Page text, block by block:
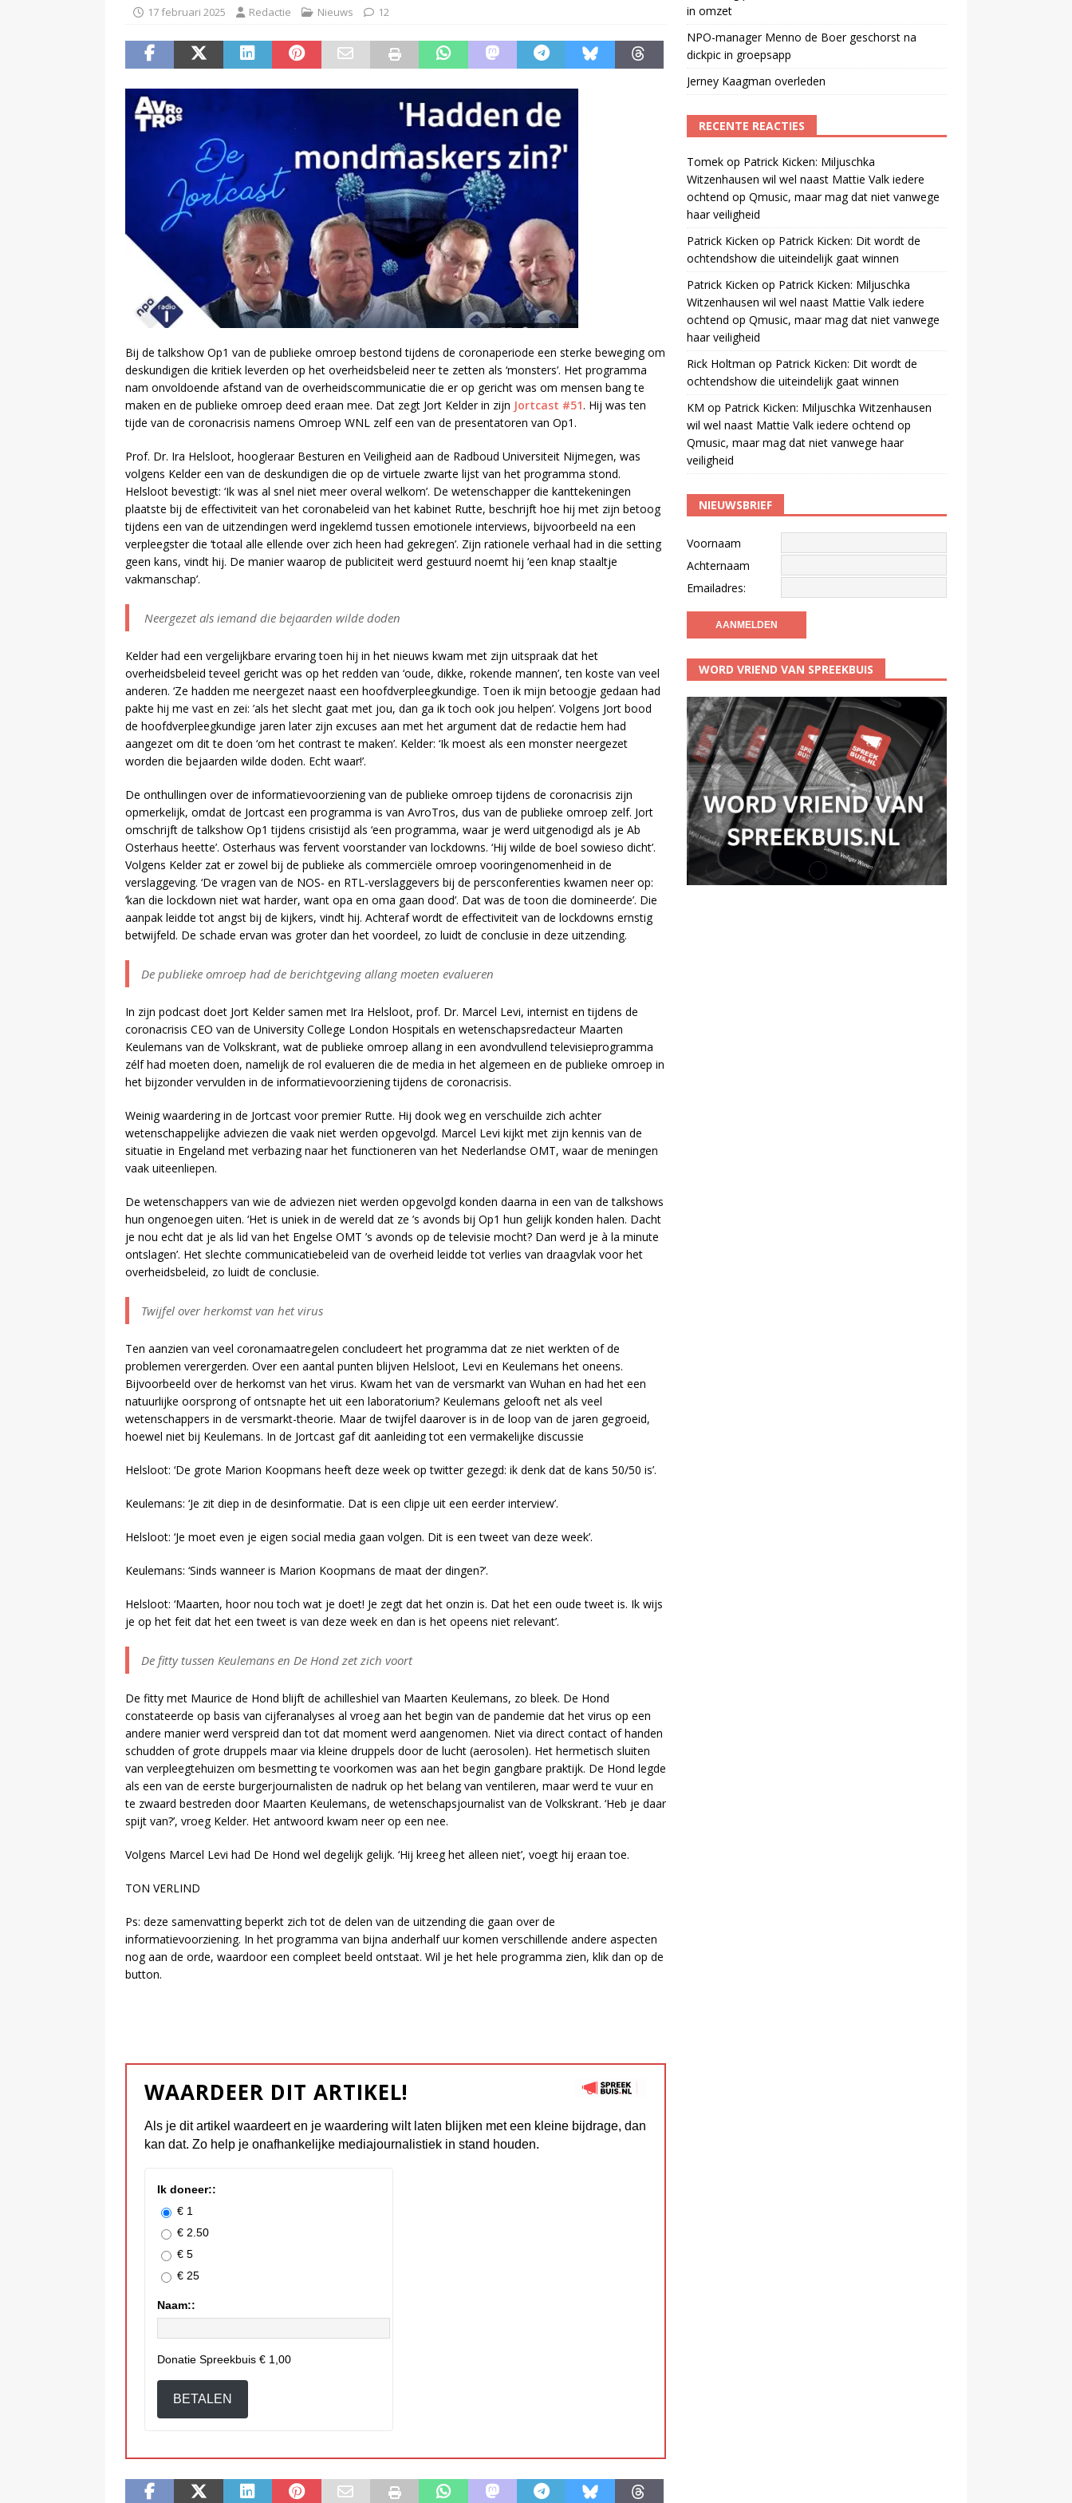
17 februari 2025 Redactie Nieuws 12
Bij de talkshow Op1 van de publieke omroep bestond tijdens de coronaperiode een sterke beweging om
deskundigen die kritiek leverden op het overheidsbeleid neer te zetten als ‘monsters’. Het programma
nam onvoldoende afstand van de overheidscommunicatie die er op gericht was om mensen bang te
maken en de publieke omroep deed eraan mee. Dat zegt Jort Kelder in zijn Jortcast #51. Hij was ten
tijde van de coronacrisis namens Omroep WNL zelf een van de presentatoren van Op1.
Prof. Dr. Ira Helsloot, hoogleraar Besturen en Veiligheid aan de Radboud Universiteit Nijmegen, was
volgens Kelder een van de deskundigen die op de virtuele zwarte lijst van het programma stond.
Helsloot bevestigt: ‘Ik was al snel niet meer overal welkom’. De wetenschapper die kanttekeningen
plaatste bij de effectiviteit van het coronabeleid van het kabinet Rutte, beschrijft hoe hij met zijn betoog
tijdens een van de uitzendingen werd ingeklemd tussen emotionele interviews, bijvoorbeeld na een
verpleegster die ‘totaal alle ellende over zich heen had gekregen’. Zijn rationele verhaal had in die setting
geen kans, vindt hij. De manier waarop de publiciteit werd gestuurd noemt hij ‘een knap staaltje
vakmanschap’.
Neergezet als iemand die bejaarden wilde doden
Kelder had een vergelijkbare ervaring toen hij in het nieuws kwam met zijn uitspraak dat het
overheidsbeleid teveel gericht was op het redden van ‘oude, dikke, rokende mannen’, ten koste van veel
anderen. ‘Ze hadden me neergezet naast een hoofdverpleegkundige. Toen ik mijn betoogje gedaan had
pakte hij me vast en zei: ’als het slecht gaat met jou, dan ga ik toch ook jou helpen’. Volgens Jort bood
de hoofdverpleegkundige jaren later zijn excuses aan met het argument dat de redactie hem had
aangezet om dit te doen ‘om het contrast te maken’. Kelder: ‘Ik moest als een monster neergezet
worden die bejaarden wilde doden. Echt waar!’.
De onthullingen over de informatievoorziening van de publieke omroep tijdens de coronacrisis zijn
opmerkelijk, omdat de Jortcast een programma is van AvroTros, dus van de publieke omroep zelf. Jort
omschrijft de talkshow Op1 tijdens crisistijd als ‘een programma, waar je werd uitgenodigd als je Ab
Osterhaus heette’. Osterhaus was fervent voorstander van lockdowns. ‘Hij wilde de boel sowieso dicht’.
Volgens Kelder zat er zowel bij de publieke als commerciële omroep vooringenomenheid in de
verslaggeving. ‘De vragen van de NOS- en RTL-verslaggevers bij de persconferenties kwamen neer op:
‘kan die lockdown niet wat harder, want opa en oma gaan dood’. Dat was de toon die domineerde’. Die
aanpak leidde tot angst bij de kijkers, vindt hij. Achteraf wordt de effectiviteit van de lockdowns ernstig
betwijfeld. De schade ervan was groter dan het voordeel, zo luidt de conclusie in deze uitzending.
De publieke omroep had de berichtgeving allang moeten evalueren
In zijn podcast doet Jort Kelder samen met Ira Helsloot, prof. Dr. Marcel Levi, internist en tijdens de
coronacrisis CEO van de University College London Hospitals en wetenschapsredacteur Maarten
Keulemans van de Volkskrant, wat de publieke omroep allang in een avondvullend televisieprogramma
zélf had moeten doen, namelijk de rol evalueren die de media in het algemeen en de publieke omroep in
het bijzonder vervulden in de informatievoorziening tijdens de coronacrisis.
Weinig waardering in de Jortcast voor premier Rutte. Hij dook weg en verschuilde zich achter
wetenschappelijke adviezen die vaak niet werden opgevolgd. Marcel Levi kijkt met zijn kennis van de
situatie in Engeland met verbazing naar het functioneren van het Nederlandse OMT, waar de meningen
vaak uiteenliepen.
De wetenschappers van wie de adviezen niet werden opgevolgd konden daarna in een van de talkshows
hun ongenoegen uiten. ‘Het is uniek in de wereld dat ze ’s avonds bij Op1 hun gelijk konden halen. Dacht
je nou echt dat je als lid van het Engelse OMT ’s avonds op de televisie mocht? Dan werd je à la minute
ontslagen’. Het slechte communicatiebeleid van de overheid leidde tot verlies van draagvlak voor het
overheidsbeleid, zo luidt de conclusie.
Twijfel over herkomst van het virus
Ten aanzien van veel coronamaatregelen concludeert het programma dat ze niet werkten of de
problemen verergerden. Over een aantal punten blijven Helsloot, Levi en Keulemans het oneens.
Bijvoorbeeld over de herkomst van het virus. Kwam het van de versmarkt van Wuhan en had het een
natuurlijke oorsprong of ontsnapte het uit een laboratorium? Keulemans gelooft net als veel
wetenschappers in de versmarkt-theorie. Maar de twijfel daarover is in de loop van de jaren gegroeid,
hoewel niet bij Keulemans. In de Jortcast gaf dit aanleiding tot een vermakelijke discussie
Helsloot: ‘De grote Marion Koopmans heeft deze week op twitter gezegd: ik denk dat de kans 50/50 is’.
Keulemans: ‘Je zit diep in de desinformatie. Dat is een clipje uit een eerder interview’.
Helsloot: ‘Je moet even je eigen social media gaan volgen. Dit is een tweet van deze week’.
Keulemans: ‘Sinds wanneer is Marion Koopmans de maat der dingen?’.
Helsloot: ‘Maarten, hoor nou toch wat je doet! Je zegt dat het onzin is. Dat het een oude tweet is. Ik wijs
je op het feit dat het een tweet is van deze week en dan is het opeens niet relevant’.
De fitty tussen Keulemans en De Hond zet zich voort
De fitty met Maurice de Hond blijft de achilleshiel van Maarten Keulemans, zo bleek. De Hond
constateerde op basis van cijferanalyses al vroeg aan het begin van de pandemie dat het virus op een
andere manier werd verspreid dan tot dat moment werd aangenomen. Niet via direct contact of handen
schudden of grote druppels maar via kleine druppels door de lucht (aerosolen). Het hermetisch sluiten
van verpleegtehuizen om besmetting te voorkomen was aan het begin gangbare praktijk. De Hond legde
als een van de eerste burgerjournalisten de nadruk op het belang van ventileren, maar werd te vuur en
te zwaard bestreden door Maarten Keulemans, de wetenschapsjournalist van de Volkskrant. ‘Heb je daar
spijt van?’, vroeg Kelder. Het antwoord kwam neer op een nee.
Volgens Marcel Levi had De Hond wel degelijk gelijk. ‘Hij kreeg het alleen niet’, voegt hij eraan toe.
TON VERLIND
Ps: deze samenvatting beperkt zich tot de delen van de uitzending die gaan over de
informatievoorziening. In het programma van bijna anderhalf uur komen verschillende andere aspecten
nog aan de orde, waardoor een compleet beeld ontstaat. Wil je het hele programma zien, klik dan op de
button.
WAARDEER DIT ARTIKEL!
Als je dit artikel waardeert en je waardering wilt laten blijken met een kleine bijdrage, dan
kan dat. Zo help je onafhankelijke mediajournalistiek in stand houden.
Ik doneer::
€ 1
€ 2.50
€ 5
€ 25
Naam::
Donatie Spreekbuis € 1,00
BETALEN
in omzet
NPO-manager Menno de Boer geschorst na
dickpic in groepsapp
Jerney Kaagman overleden
RECENTE REACTIES
Tomekop Patrick Kicken: Miljuschka
Witzenhausen wil wel naast Mattie Valk iedere
ochtend op Qmusic, maar mag dat niet vanwege
haar veiligheid
Patrick Kicken op Patrick Kicken: Dit wordt de
ochtendshow die uiteindelijk gaat winnen
Patrick Kicken op Patrick Kicken: Miljuschka
Witzenhausen wil wel naast Mattie Valk iedere
ochtend op Qmusic, maar mag dat niet vanwege
haar veiligheid
Rick Holtman op Patrick Kicken: Dit wordt de
ochtendshow die uiteindelijk gaat winnen
KM op Patrick Kicken: Miljuschka Witzenhausen
wil wel naast Mattie Valk iedere ochtend op
Qmusic, maar mag dat niet vanwege haar
veiligheid
NIEUWSBRIEF
Voornaam
Achternaam
Emailadres:
WORD VRIEND VAN SPREEKBUIS